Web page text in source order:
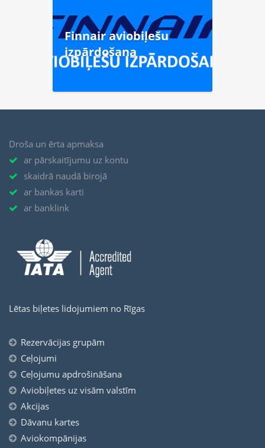
Finnair aviobiļešu
izpārdošana
Droša un ērta apmaksa
ar pārskaitījumu uz kontu
skaidrā naudā birojā
ar bankas karti
ar banklink
Lētas biļetes lidojumiem no Rīgas
Rezervācijas grupām
Ceļojumi
Ceļojumu apdrošināšana
Aviobiļetes uz visām valstīm
Akcijas
Dāvanu kartes
Aviokompānijas